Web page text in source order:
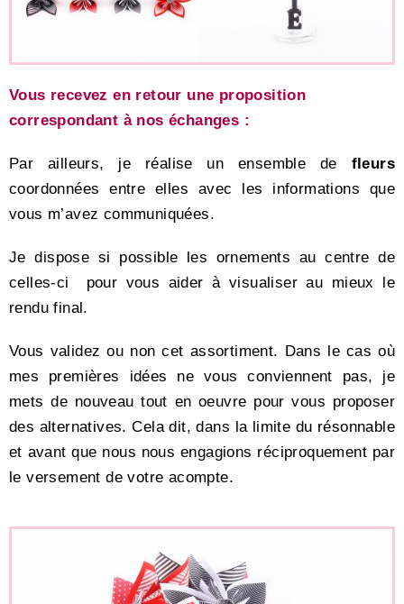
Vous recevez en retour une proposition
correspondant à nos échanges :
Par ailleurs, je réalise un ensemble de fleurs
coordonnées entre elles avec les informations que
vous m’avez communiquées.
Je dispose si possible les ornements au centre de
celles-ci pour vous aider à visualiser au mieux le
rendu final.
Vous validez ou non cet assortiment. Dans le cas où
mes premières idées ne vous conviennent pas, je
mets de nouveau tout en oeuvre pour vous proposer
des alternatives. Cela dit, dans la limite du résonnable
et avant que nous nous engagions réciproquement par
le versement de votre acompte.